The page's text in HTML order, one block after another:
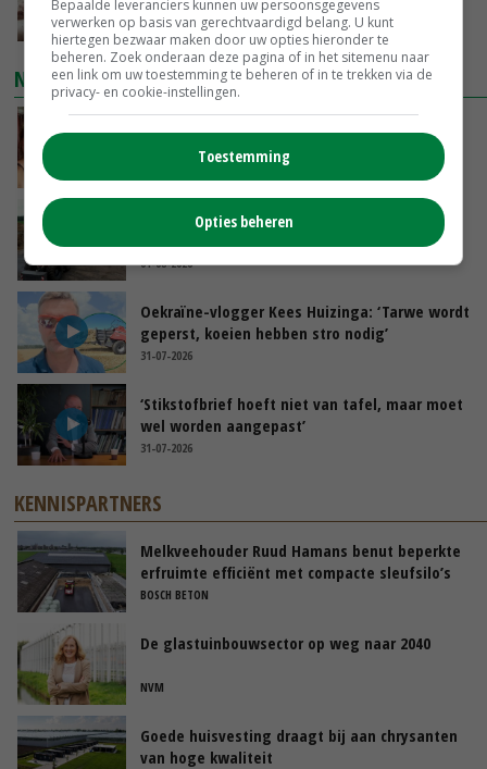
VANDAAG, 10:02
NIEUWSTE VIDEO'S
tijdens stage’
POAH!: Fendt 1042
01-08-2026
Oekraïne-vlogger Kees Huizinga: ‘Tarwe wordt
geperst, koeien hebben stro nodig’
31-07-2026
‘Stikstofbrief hoeft niet van tafel, maar moet
wel worden aangepast’
31-07-2026
KENNISPARTNERS
Melkveehouder Ruud Hamans benut beperkte
erfruimte efficiënt met compacte sleufsilo’s
BOSCH BETON
De glastuinbouwsector op weg naar 2040
NVM
Goede huisvesting draagt bij aan chrysanten
van hoge kwaliteit
Bepaalde leveranciers kunnen uw persoonsgegevens
verwerken op basis van gerechtvaardigd belang. U kunt
hiertegen bezwaar maken door uw opties hieronder te
beheren. Zoek onderaan deze pagina of in het sitemenu naar
een link om uw toestemming te beheren of in te trekken via de
privacy- en cookie-instellingen.
Toestemming
Opties beheren